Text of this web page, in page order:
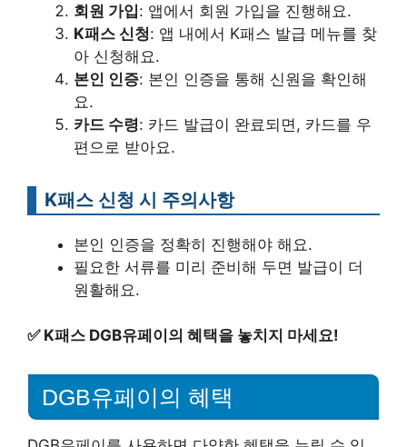
회원 가입: 앱에서 회원 가입을 진행해요.
K패스 신청: 앱 내에서 K패스 발급 메뉴를 찾
아 신청해요.
본인 인증: 본인 인증을 통해 신원을 확인해
요.
카드 수령: 카드 발급이 완료되면, 카드를 우
편으로 받아요.
K패스 신청 시 주의사항
본인 인증을 정확히 진행해야 해요.
필요한 서류를 미리 준비해 두면 발급이 더
원활해요.
✅ K패스 DGB유페이의 혜택을 놓치지 마세요!
DGB유페이의 혜택